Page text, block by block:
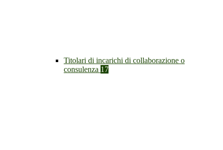
Titolari di incarichi di collaborazione o
consulenza 17